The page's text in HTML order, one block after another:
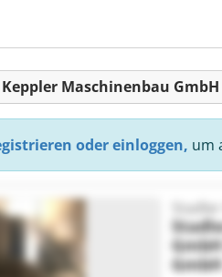
Maschinenbau GmbH
oder einloggen, um
GmbH
GmbH